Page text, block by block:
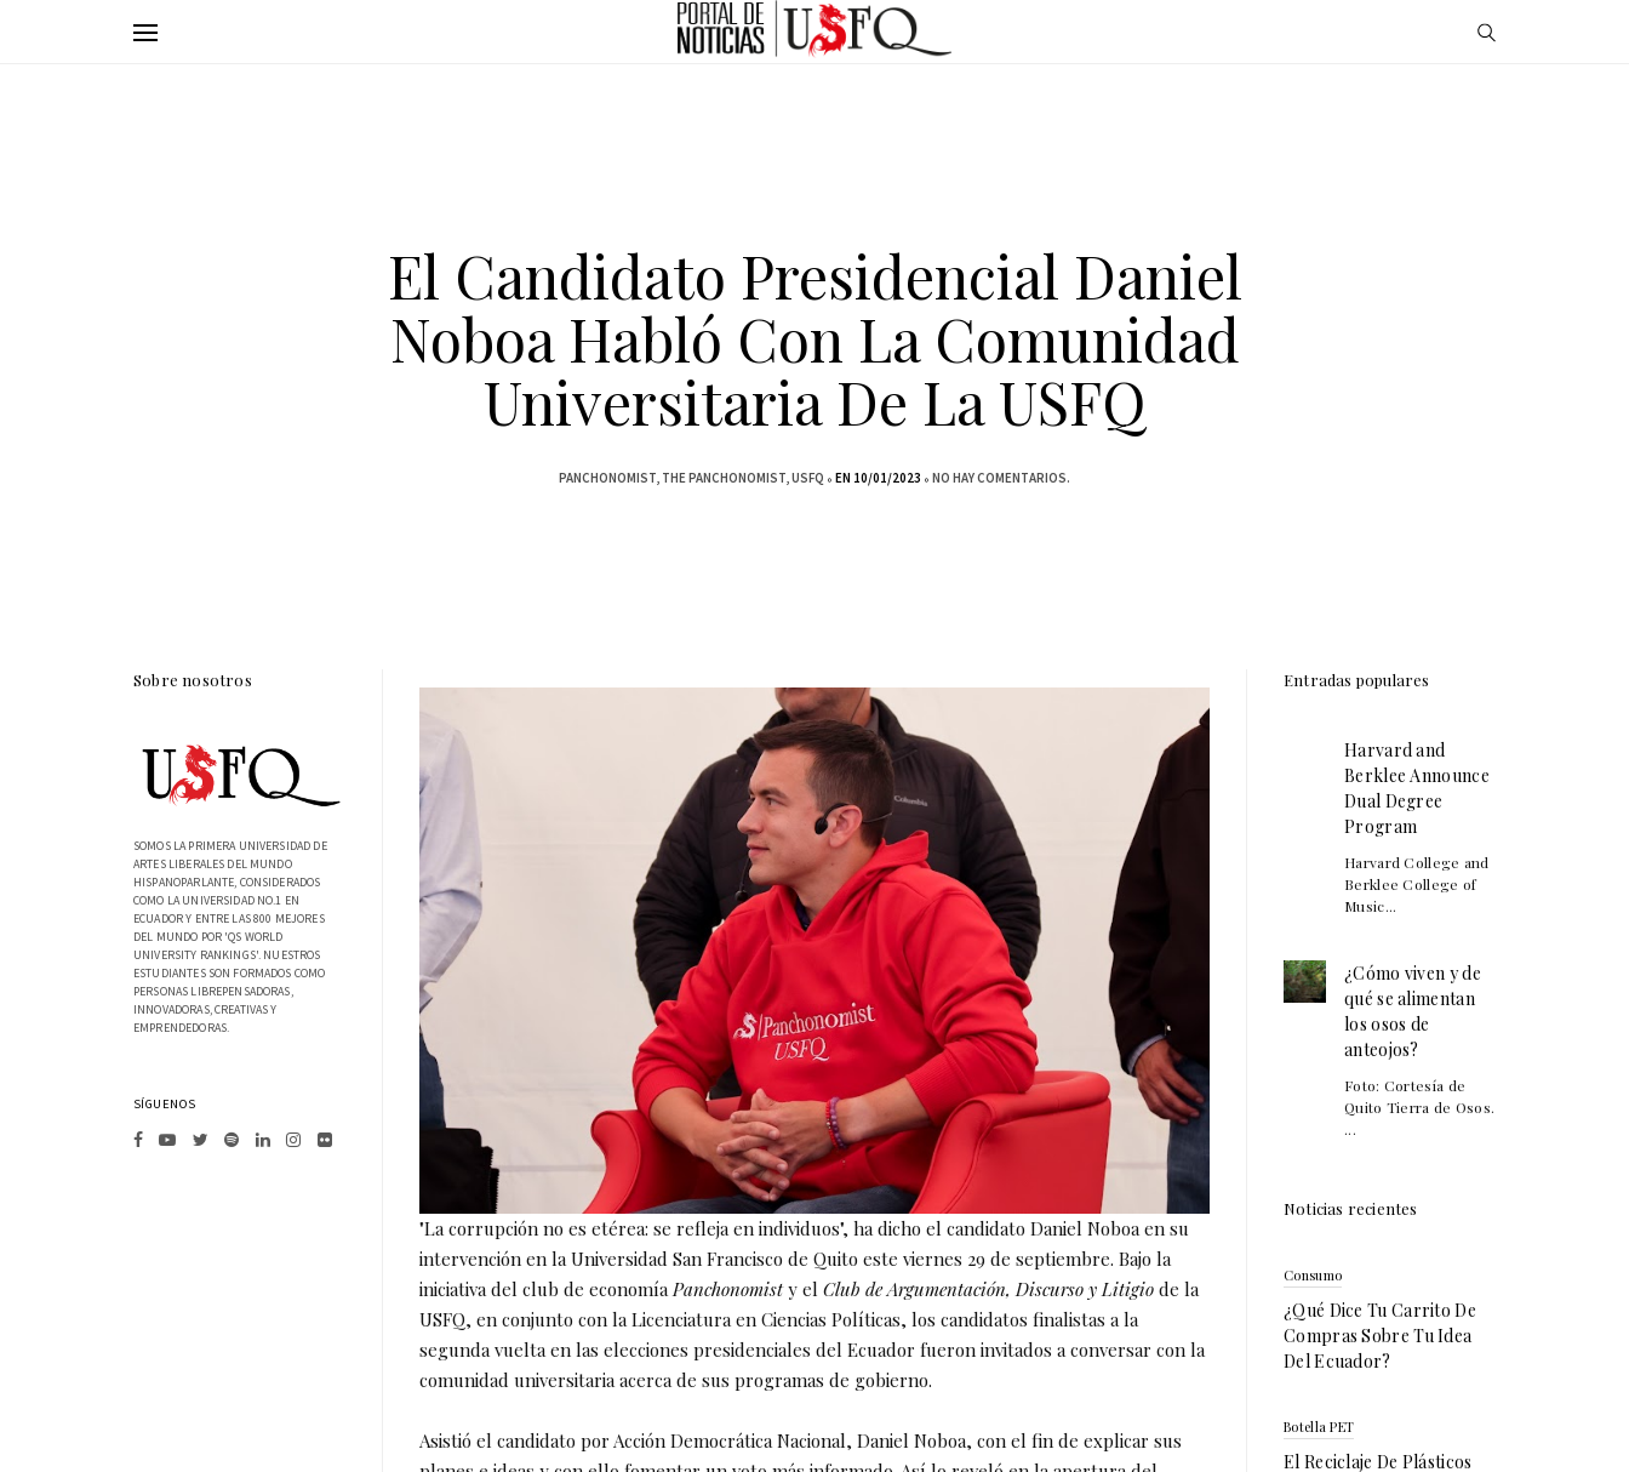
El Candidato Presidencial Daniel
Noboa Habló Con La Comunidad
Universitaria De La USFQ
PANCHONOMIST THE PANCHONOMIST USFQ EN 10/01/2023 NO HAY COMENTARIOS.
"La corrupción no es etérea: se refleja en individuos", ha dicho el candidato Daniel Noboa en su
intervención en la Universidad San Francisco de Quito este viernes 29 de septiembre. Bajo la
iniciativa del club de economíaPanchonomisty el Club de Argumentación, Discurso y Litigio de la
USFQ, en conjunto con la Licenciatura en Ciencias Políticas, los candidatos finalistas a la
segunda vuelta en las elecciones presidenciales del Ecuador fueron invitados a conversar con la
comunidad universitaria acerca de sus programas de gobierno.
Asistió el candidato por Acción Democrática Nacional, Daniel Noboa, con el fin de explicar sus
Sobre nosotros
SOMOS LA PRIMERA UNIVERSIDAD DE
ARTES LIBERALES DEL MUNDO
HISPANOPARLANTE, CONSIDERADOS
COMO LA UNIVERSIDAD NO.1 EN
ECUADOR Y ENTRE LAS 800 MEJORES
DEL MUNDO POR 'QS WORLD
UNIVERSITY RANKINGS'. NUESTROS
ESTUDIANTES SON FORMADOS COMO
PERSONAS LIBREPENSADORAS,
INNOVADORAS, CREATIVAS Y
EMPRENDEDORAS.
SÍGUENOS
Entradas populares
Harvard and
Berklee Announce
Dual Degree
Program
Harvard College and
Berklee College of
Music...
¿Cómo viven y de
qué se alimentan
los osos de
anteojos?
Foto: Cortesía de
Quito Tierra de Osos.
...
Noticias recientes
Consumo
¿Qué Dice Tu Carrito De
Compras Sobre Tu Idea
Del Ecuador?
Botella PET
El Reciclaje De Plásticos